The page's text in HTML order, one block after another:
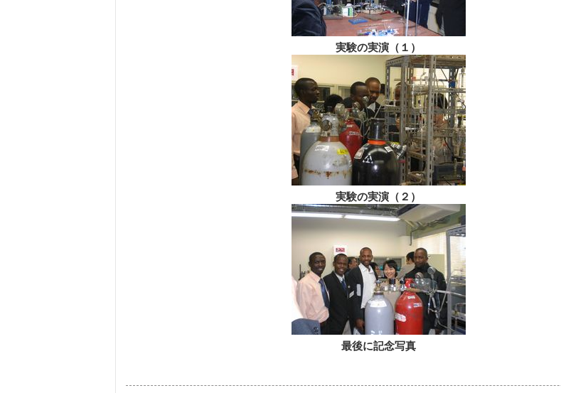
実験の実演（１）
実験の実演（２）
最後に記念写真